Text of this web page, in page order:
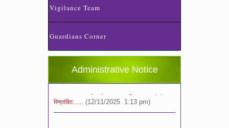
Vigilance Team
Guardians Corner
Administrative Notice
স্কুলের ছুটির তালিকা ও বর্ষপঞ্জি – ২০২৬
২০২৬ শিক্ষাবর্ষে ভর্তি পুন: বিজ্ঞপ্তিঃ শিশু থেকে নবম
(11/12/2025 2:38 pm)